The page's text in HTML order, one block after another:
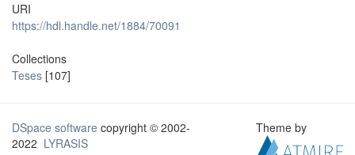
URI
https://hdl.handle.net/1884/70091
Collections
Teses [107]
DSpace software copyright © 2002-
2022 LYRASIS
Theme by